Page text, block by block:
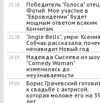
23:18
Победитель "Голоса" отец
Фотий: Мое участие в
"Евровидении" будет
мощным ответом всяким
Кончитам
21:28
"Jingle Bells", умри: Ксения
Собчак рассказала,
ненавидит Новый год
20:19
Надежда Сысоева из шоу
"Comedy Woman"
изменилась до
неузнаваемости
19:09
Борис Грачевский
к свадьбе с актрисой,
которая моложе его на 35
лет